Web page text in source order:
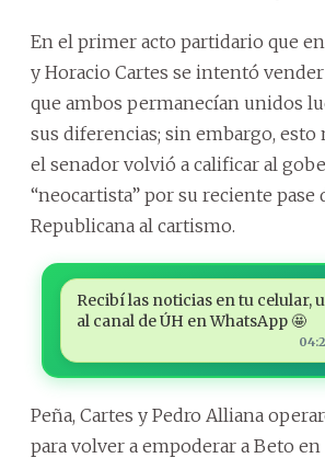
En el primer acto partidario que
y Horacio Cartes se intentó
que ambos permanecían unidos
sus diferencias; sin embargo, esto
el senador volvió a calificar al
“neocartista” por su reciente pase
Republicana al cartismo.
Recibí las noticias en tu celular,
al canal de ÚH en WhatsApp 🤩
Peña, Cartes y Pedro Alliana
para volver a empoderar a Beto en